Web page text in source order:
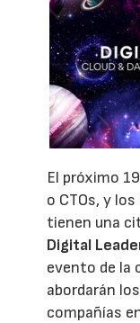
El próximo
o CTOs, y
tienen una
Digital
evento de la
abordarán
compañías